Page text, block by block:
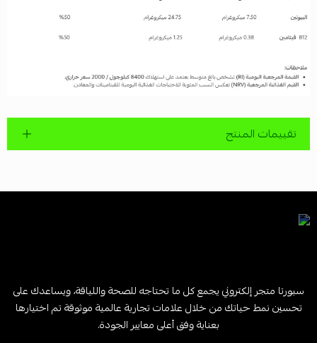
تقييمات المنتج
سبورتا متجر إلكتروني يجمع كل ما تحتاجه للصحة واللياقة، ويساعدك على
تحسين نمط حياتك من خلال علامات تجارية عالمية موثوقة تم اختيارها
بعناية وفق أعلى معايير الجودة.